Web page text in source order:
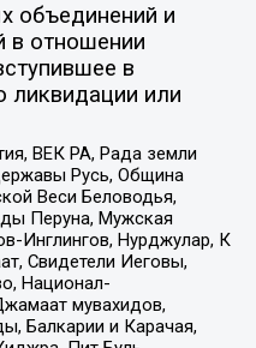
объединений и
в отношении
в
ликвидации или
ВЕК РА, Рада земли
Русь, Община
Веси Беловодья,
Перуна, Мужская
Инглингов, Нурджулар, К
Свидетели Иеговы,
Национал-
мувахидов,
Балкарии и Карачая,